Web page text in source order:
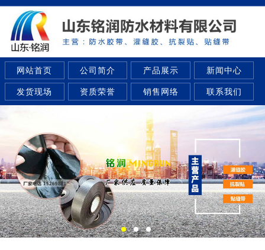
网站首页 公司简介 产品展示 新闻中心
发货现场 资质荣誉 销售网络 联系我们